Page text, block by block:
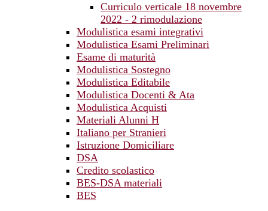
Curriculo verticale 18 novembre
2022 - 2 rimodulazione
Modulistica esami integrativi
Modulistica Esami Preliminari
Esame di maturità
Modulistica Sostegno
Modulistica Editabile
Modulistica Docenti & Ata
Modulistica Acquisti
Materiali Alunni H
Italiano per Stranieri
Istruzione Domiciliare
DSA
Credito scolastico
BES-DSA materiali
BES